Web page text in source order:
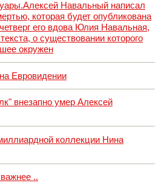
Навальный написал
которая будет опубликована
его вдова Юлия Навальная,
о существовании которого
окружен
Евровидении
внезапно умер Алексей
коллекции Нина
..